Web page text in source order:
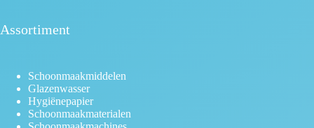
Assortiment
Schoonmaakmiddelen
Glazenwasser
Hygiënepapier
Schoonmaakmaterialen